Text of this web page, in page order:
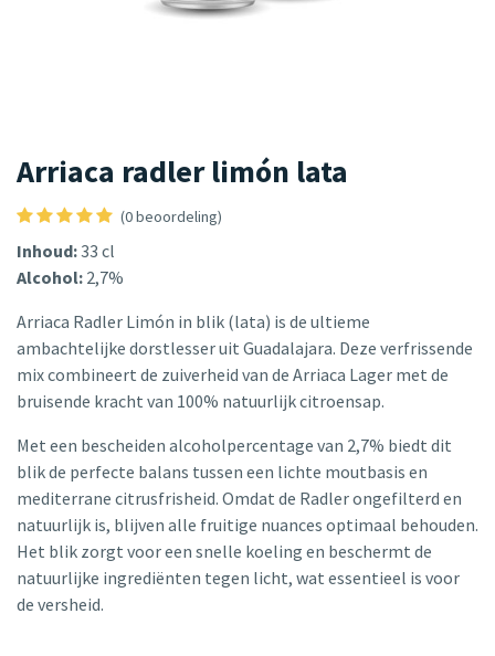
Arriaca radler limón lata
(0 beoordeling)
Inhoud:33 cl
Alcohol: 2,7%
Arriaca Radler Limón in blik (lata) is de ultieme
ambachtelijke dorstlesser uit Guadalajara. Deze verfrissende
mix combineert de zuiverheid van de Arriaca Lager met de
bruisende kracht van 100% natuurlijk citroensap.
Met een bescheiden alcoholpercentage van 2,7% biedt dit
blik de perfecte balans tussen een lichte moutbasis en
mediterrane citrusfrisheid. Omdat de Radler ongefilterd en
natuurlijk is, blijven alle fruitige nuances optimaal behouden.
Het blik zorgt voor een snelle koeling en beschermt de
natuurlijke ingrediënten tegen licht, wat essentieel is voor
de versheid.